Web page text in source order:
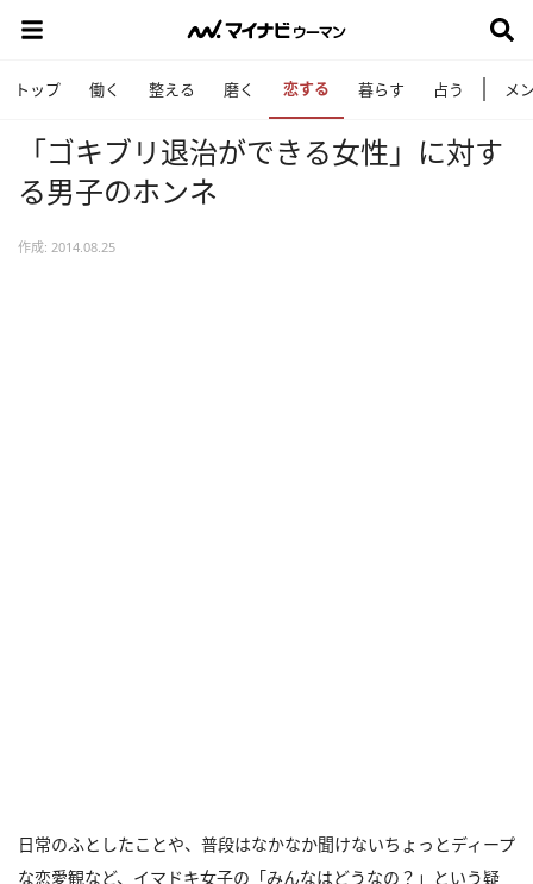
トップ 働く 整える 磨く 恋する 暮らす 占う メ
「ゴキブリ退治ができる女性」に対す
る男子のホンネ
作成: 2014.08.25
日常のふとしたことや、普段はなかなか聞けないちょっとディープ
な恋愛観など、イマドキ女子の「みんなはどうなの？」という疑